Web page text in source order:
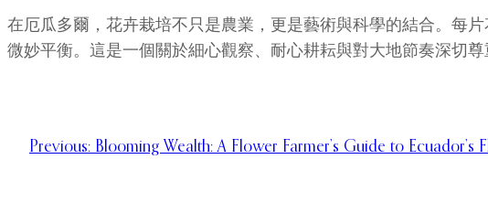
在厄瓜多爾，花卉栽培不只是農業，更是藝術與科學的結合。每
微妙平衡。這是一個關於細心觀察、耐心耕耘與對大地節奏深切
Previous: Blooming Wealth: A Flower Farmer’s Guide to Ecuador’s